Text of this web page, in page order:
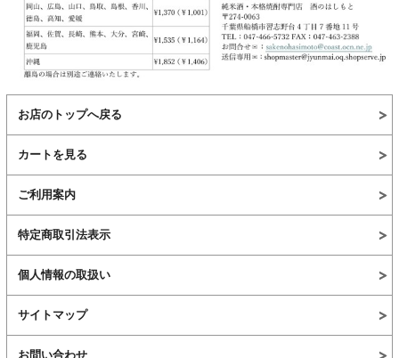
お店のトップへ戻る
カートを見る
ご利用案内
特定商取引法表示
個人情報の取扱い
サイトマップ
お問い合わせ